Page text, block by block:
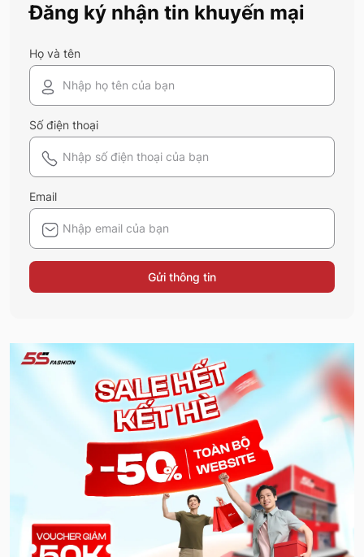
Đăng ký nhận tin khuyến mại
Họ và tên
Số điện thoại
Email
Gửi thông tin